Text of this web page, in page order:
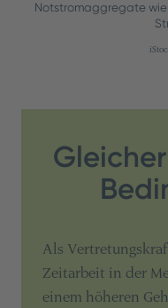
Notstromaggregate
Als
Zeitarbeit in der
einem höheren